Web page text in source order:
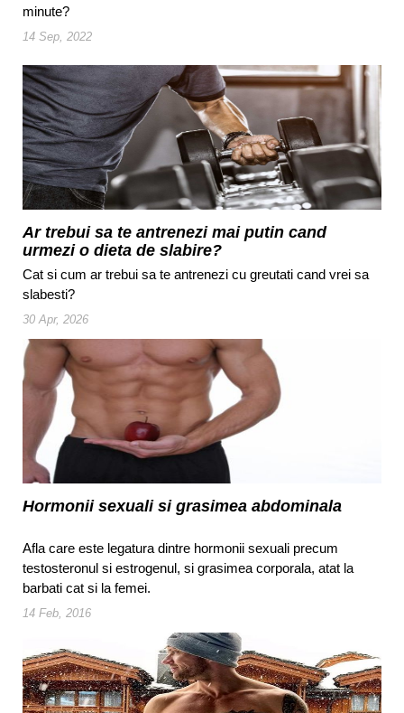
minute?
14 Sep, 2022
Ar trebui sa te antrenezi mai putin cand
urmezi o dieta de slabire?
Cat si cum ar trebui sa te antrenezi cu greutati cand vrei sa
slabesti?
30 Apr, 2026
Hormonii sexuali si grasimea abdominala
Afla care este legatura dintre hormonii sexuali precum
testosteronul si estrogenul, si grasimea corporala, atat la
barbati cat si la femei.
14 Feb, 2016